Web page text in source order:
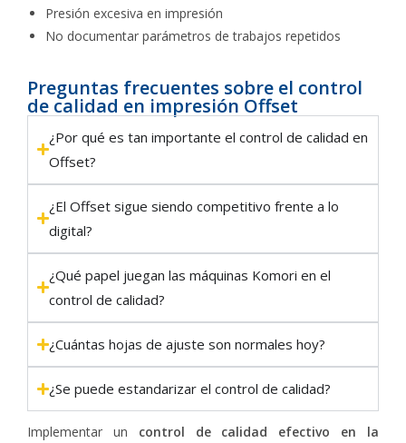
Presión excesiva en impresión
No documentar parámetros de trabajos repetidos
Preguntas frecuentes sobre el control
de calidad en impresión Offset
¿Por qué es tan importante el control de calidad en
Offset?
¿El Offset sigue siendo competitivo frente a lo
digital?
¿Qué papel juegan las máquinas Komori en el
control de calidad?
¿Cuántas hojas de ajuste son normales hoy?
¿Se puede estandarizar el control de calidad?
Implementar un control de calidad efectivo en la